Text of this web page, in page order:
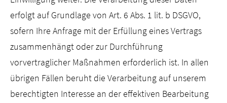
erfolgt auf Grundlage von Art. 6 Abs. 1 lit. b DSGVO,
sofern Ihre Anfrage mit der Erfüllung eines Vertrags
zusammenhängt oder zur Durchführung
vorvertraglicher Maßnahmen erforderlich ist. In allen
übrigen Fällen beruht die Verarbeitung auf unserem
berechtigten Interesse an der effektiven Bearbeitung